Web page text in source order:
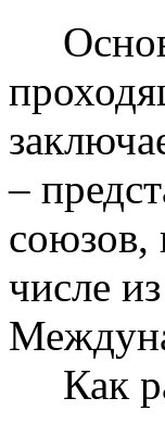
–
числе
Как